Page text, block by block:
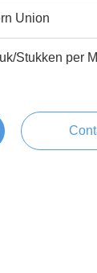
Union
Stukken per